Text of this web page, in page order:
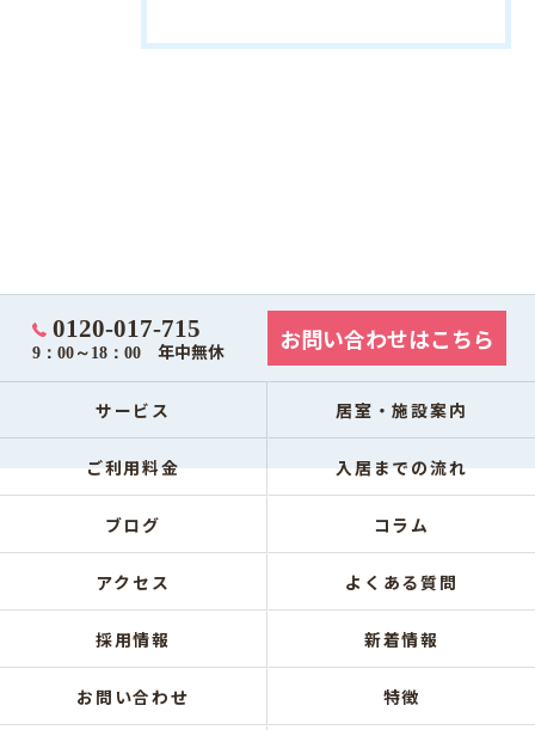
0120-017-715
9：00～18：00 年中無休 お問い合わせはこちら
サービス 居室・施設案内
ご利用料金 入居までの流れ
ブログ コラム
アクセス よくある質問
採用情報 新着情報
お問い合わせ 特徴